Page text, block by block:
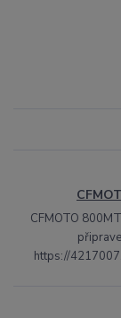
CFMOTO
https://